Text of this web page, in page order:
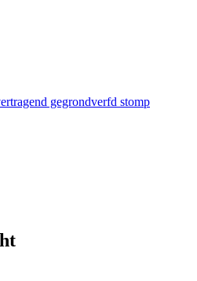
gegrondverfd stomp